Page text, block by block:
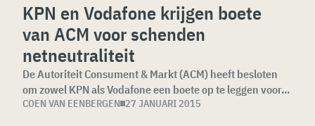
KPN en Vodafone krijgen boete
van ACM voor schenden
netneutraliteit
De Autoriteit Consument & Markt (ACM) heeft besloten
om zowel KPN als Vodafone een boete op te leggen voor...
COEN VAN EENBERGEN 27 JANUARI 2015